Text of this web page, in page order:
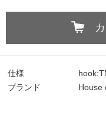
仕様
ブランド
House